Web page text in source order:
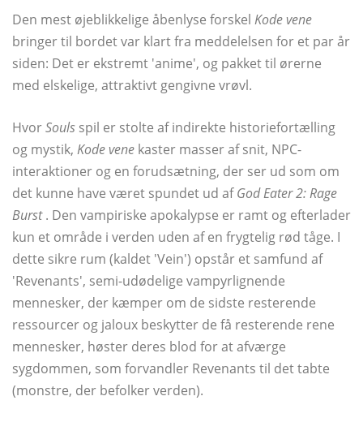
Den mest øjeblikkelige åbenlyse forskel Kode vene
bringer til bordet var klart fra meddelelsen for et par år
siden: Det er ekstremt 'anime', og pakket til ørerne
med elskelige, attraktivt gengivne vrøvl.
HvorSouls spil er stolte af indirekte historiefortælling
og mystik, Kode vene kaster masser af snit, NPC-
interaktioner og en forudsætning, der ser ud som om
det kunne have været spundet ud afGod Eater 2: Rage
Burst. Den vampiriske apokalypse er ramt og efterlader
kun et område i verden uden af ​​en frygtelig rød tåge. I
dette sikre rum (kaldet 'Vein') opstår et samfund af
'Revenants', semi-udødelige vampyrlignende
mennesker, der kæmper om de sidste resterende
ressourcer og jaloux beskytter de få resterende rene
mennesker, høster deres blod for at afværge
sygdommen, som forvandler Revenants til det tabte
(monstre, der befolker verden).